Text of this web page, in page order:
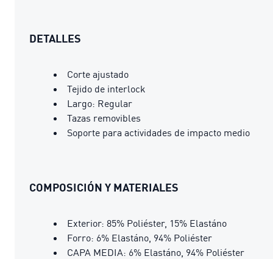
DETALLES
Corte ajustado
Tejido de interlock
Largo: Regular
Tazas removibles
Soporte para actividades de impacto medio
COMPOSICIÓN Y MATERIALES
Exterior: 85% Poliéster, 15% Elastáno
Forro: 6% Elastáno, 94% Poliéster
CAPA MEDIA: 6% Elastáno, 94% Poliéster